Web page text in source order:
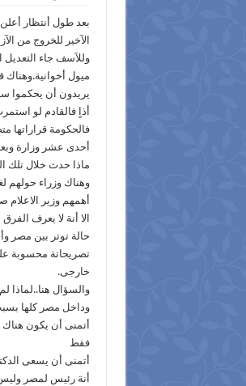
بعد طول أنتظار
الآخير للخروج من
وللآسف جاء
ميول أخوانية.وهناك
يريدون أن يحكموا
أذاٍ فالقادم لو
فالحكومة قراراتها
أحدى عشر وزارة
ماذا حدث خلال تلك
وهناك وزراء حولهم
أهمهم وزير الاعلام
الا أنة لا يعرف
حالة توتر بين مصر
تصريحاتة محسوبة
خارجى.
والسؤال هنا..لماذا
وداخل مصر كلها
أتمنى أن يكون هناك
فقط
أتمنى أن يسعى
أنة رئيس لمصر